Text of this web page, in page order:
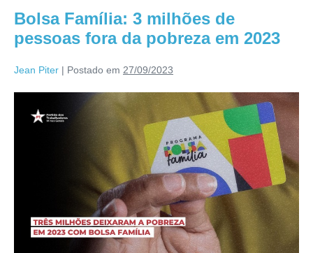
Bolsa Família: 3 milhões de
pessoas fora da pobreza em 2023
Jean Piter | Postado em 27/09/2023